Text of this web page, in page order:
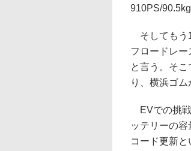
910PS/
そしてもう
フロードレ
と言う。そ
り、横浜ゴ
EVでの挑戦
ッテリーの
コード更新